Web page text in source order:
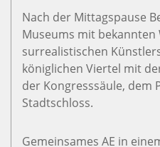
Nach der Mittagspause
Museums mit bekannten
surrealistischen
königlichen Viertel mit
der Kongresssäule, dem
Stadtschloss.
Gemeinsames AE in